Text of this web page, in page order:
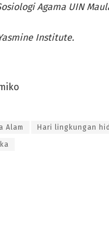
Agama UIN
Institute.
Alam Hari lingkungan